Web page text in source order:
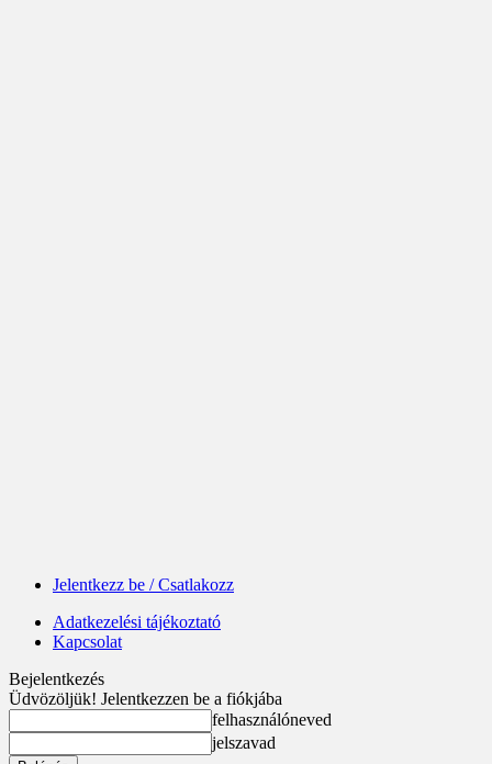
Jelentkezz be / Csatlakozz
Adatkezelési tájékoztató
Kapcsolat
Bejelentkezés
Üdvözöljük! Jelentkezzen be a fiókjába
felhasználóneved
jelszavad